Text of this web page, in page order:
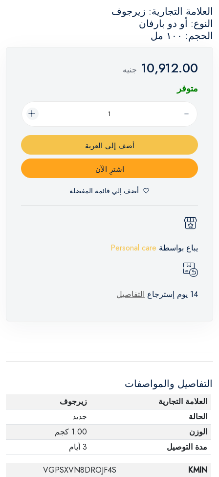
العلامة التجارية: زيرجوف
النوع: أو دو بارفان
الحجم: ١٠٠ مل
10,912.00 جنيه
متوفر
أضف إلي العربة
اشترِ الآن
أضف إلي قائمة المفضلة
يباع بواسطة Personal care
14 يوم إسترجاع التفاصيل
التفاصيل والمواصفات
العلامة التجارية
زيرجوف
الحالة
جديد
الوزن
1.00 كجم
مدة التوصيل
3 أيام
KMIN
VGPSXVN8DROJF4S